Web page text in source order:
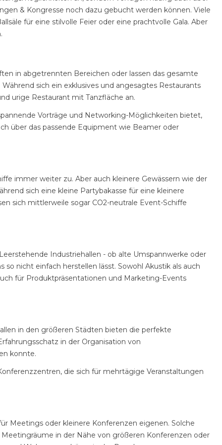
& Kongresse noch dazu gebucht werden können. Viele
für eine stilvolle Feier oder eine prachtvolle Gala. Aber
in abgetrennten Bereichen oder lassen das gesamte
sich ein exklusives und angesagtes Restaurants
urige Restaurant mit Tanzfläche an.
Vorträge und Networking-Möglichkeiten bietet,
über das passende Equipment wie Beamer oder
immer weiter zu. Aber auch kleinere Gewässern wie der
sich eine kleine Partybakasse für eine kleinere
sich mittlerweile sogar CO2-neutrale Event-Schiffe
Industriehallen - ob alte Umspannwerke oder
nicht einfach herstellen lässt. Sowohl Akustik als auch
für Produktpräsentationen und Marketing-Events
in den größeren Städten bieten die perfekte
in der Organisation von
konnte.
die sich für mehrtägige Veranstaltungen
Meetings oder kleinere Konferenzen eigenen. Solche
in der Nähe von größeren Konferenzen oder